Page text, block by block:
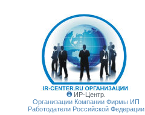
ИР-Центр.
Организации Компании Фирмы ИП
Работодатели Российской Федерации